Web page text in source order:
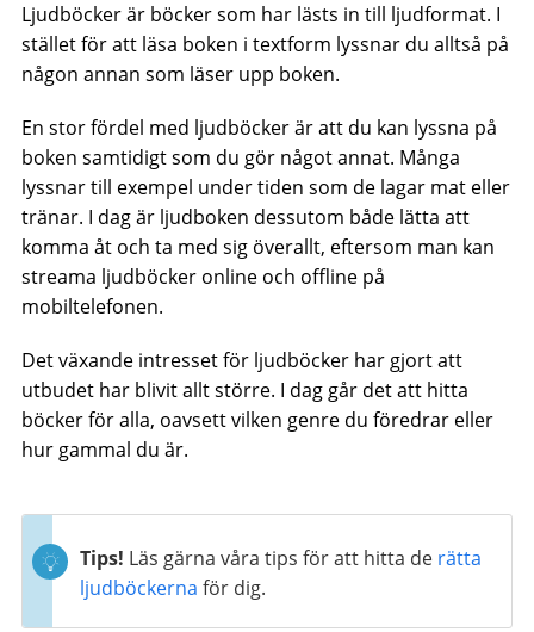
Ljudböcker är böcker som har lästs in till ljudformat. I
stället för att läsa boken i textform lyssnar du alltså på
någon annan som läser upp boken.
En stor fördel med ljudböcker är att du kan lyssna på
boken samtidigt som du gör något annat. Många
lyssnar till exempel under tiden som de lagar mat eller
tränar. I dag är ljudboken dessutom både lätta att
komma åt och ta med sig överallt, eftersom man kan
streama ljudböcker online och offline på
mobiltelefonen.
Det växande intresset för ljudböcker har gjort att
utbudet har blivit allt större. I dag går det att hitta
böcker för alla, oavsett vilken genre du föredrar eller
hur gammal du är.
Tips! Läs gärna våra tips för att hitta de rätta
ljudböckerna för dig.